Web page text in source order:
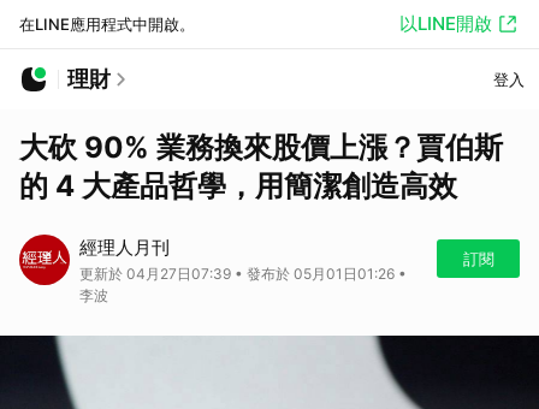
在LINE應用程式中開啟。 以LINE開啟
理財 登入
大砍 90% 業務換來股價上漲？賈伯斯
的 4 大產品哲學，用簡潔創造高效
經理人月刊
更新於 04月27日07:39 • 發布於 05月01日01:26 •
李波
訂閱